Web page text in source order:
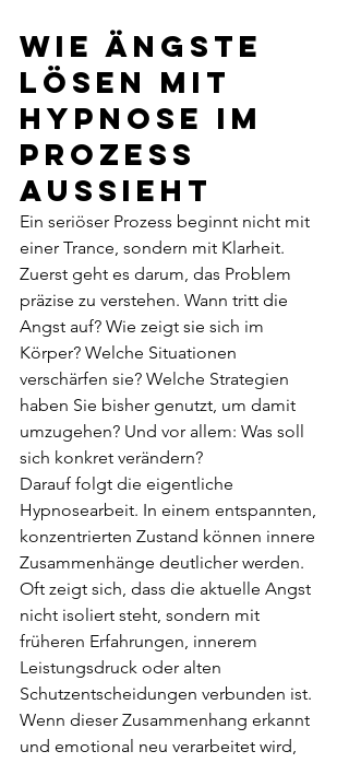
Wie Ängste
lösen mit
Hypnose im
Prozess
aussieht
Ein seriöser Prozess beginnt nicht mit
einer Trance, sondern mit Klarheit.
Zuerst geht es darum, das Problem
präzise zu verstehen. Wann tritt die
Angst auf? Wie zeigt sie sich im
Körper? Welche Situationen
verschärfen sie? Welche Strategien
haben Sie bisher genutzt, um damit
umzugehen? Und vor allem: Was soll
sich konkret verändern?
Darauf folgt die eigentliche
Hypnosearbeit. In einem entspannten,
konzentrierten Zustand können innere
Zusammenhänge deutlicher werden.
Oft zeigt sich, dass die aktuelle Angst
nicht isoliert steht, sondern mit
früheren Erfahrungen, innerem
Leistungsdruck oder alten
Schutzentscheidungen verbunden ist.
Wenn dieser Zusammenhang erkannt
und emotional neu verarbeitet wird,